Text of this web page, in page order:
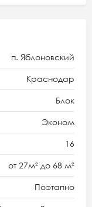
п. Яблоновский
Краснодар
Блок
Эконом
16
от 27м² до 68 м²
Поэтапно